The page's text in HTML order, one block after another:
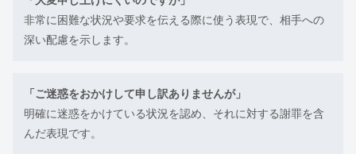
非常に困難な状況や要求を伝える際に使う表現で、相手への
深い配慮を示します。
「ご迷惑をおかけして申し訳ありませんが」
明確に迷惑をかけている状況を認め、それに対する謝罪を含
んだ表現です。